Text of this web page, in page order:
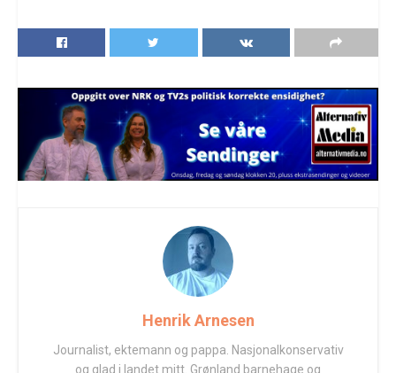
Henrik Arnesen
Journalist, ektemann og pappa. Nasjonalkonservativ
og glad i landet mitt. Grønland barnehage og